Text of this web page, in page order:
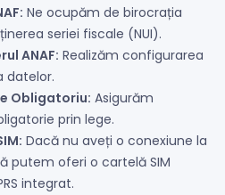
Ne ocupăm de birocrația
seriei fiscale (NUI).
ANAF: Realizăm configurarea
datelor.
Obligatoriu: Asigurăm
prin lege.
Dacă nu aveți o conexiune la
putem oferi o cartelă SIM
integrat.